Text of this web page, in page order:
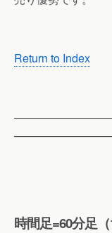
Return to Index
時間足=60分足（